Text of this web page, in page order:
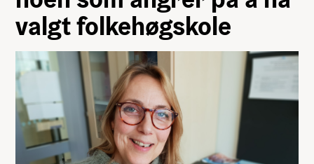
valgt folkehøgskole